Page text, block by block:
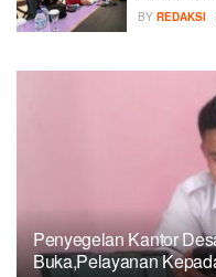
BY REDAKSI
Penyegelan Kantor
Buka,Pelayanan